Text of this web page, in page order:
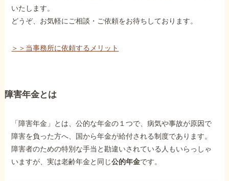
いたします。
どうぞ、お気軽にご相談・ご依頼をお待ちしております。
＞＞当事務所に依頼するメリット
障害年金とは
「障害年金」とは、公的な年金の１つで、病気や事故が原因で
障害を負った方へ、国から年金が給付される制度であります。
障害者のための特別な手当と勘違いされている人もいらっしゃ
いますが、実は老齢年金と同じ公的年金です。